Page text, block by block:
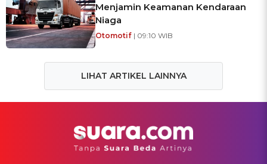
Menjamin Keamanan Kendaraan
Niaga
Otomotif | 09:10 WIB
LIHAT ARTIKEL LAINNYA